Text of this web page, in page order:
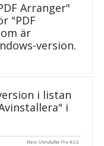
Arranger"
"PDF
är
version.
i listan
i